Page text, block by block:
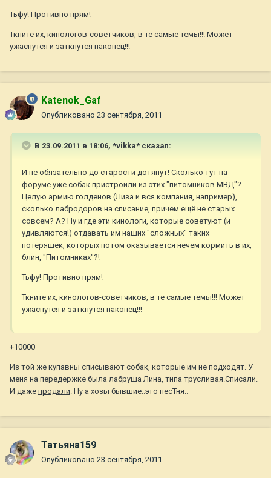
Тьфу! Противно прям!
Ткните их, кинологов-советчиков, в те самые темы!!! Может
ужаснутся и заткнутся наконец!!!
Katenok_Gaf
Опубликовано 23 сентября, 2011
В 23.09.2011 в 18:06, *vikka* сказал:
И не обязательно до старости дотянут! Сколько тут на
форуме уже собак пристроили из этих "питомников МВД"?
Целую армию голденов (Лиза и вся компания, например),
сколько лабродоров на списание, причем ещё не старых
совсем? А? Ну и где эти кинологи, которые советуют (и
удивляются!) отдавать им наших "сложных" таких
потеряшек, которых потом оказывается нечем кормить в их,
блин, "Питомниках"?!
Тьфу! Противно прям!
Ткните их, кинологов-советчиков, в те самые темы!!! Может
ужаснутся и заткнутся наконец!!!
+10000
Из той же купавны списывают собак, которые им не подходят. У
меня на передержке была лабруша Лина, типа трусливая.Списали.
И даже продали. Ну а хозы бывшие..это песТня..
Татьяна159
Опубликовано 23 сентября, 2011